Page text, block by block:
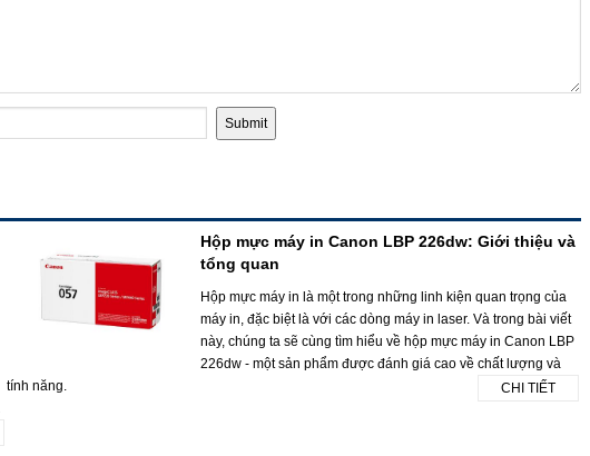
Hộp mực máy in Canon LBP 226dw: Giới thiệu và
tổng quan
Hộp mực máy in là một trong những linh kiện quan trọng của
máy in, đặc biệt là với các dòng máy in laser. Và trong bài viết
này, chúng ta sẽ cùng tìm hiểu về hộp mực máy in Canon LBP
226dw - một sản phẩm được đánh giá cao về chất lượng và
tính năng.
CHI TIẾT